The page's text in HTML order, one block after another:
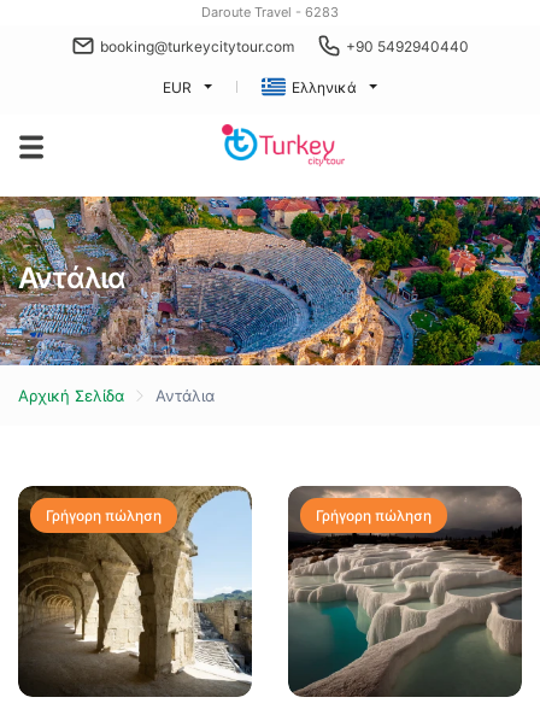
Daroute Travel - 6283
booking@turkeycitytour.com +90 5492940440
EUR Ελληνικά
Αντάλια
Αρχική Σελίδα Αντάλια
Γρήγορη πώληση Γρήγορη πώληση